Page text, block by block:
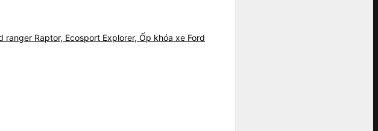
Raptor, Ecosport Explorer, Ốp khóa xe Ford